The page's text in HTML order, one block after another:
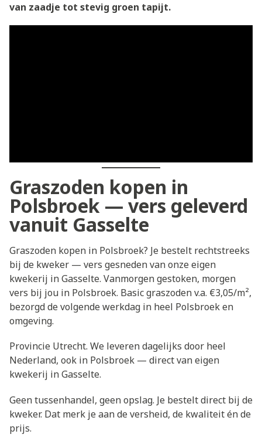
van zaadje tot stevig groen tapijt.
Graszoden kopen in
Polsbroek — vers geleverd
vanuit Gasselte
Graszoden kopen in Polsbroek? Je bestelt rechtstreeks
bij de kweker — vers gesneden van onze eigen
kwekerij in Gasselte. Vanmorgen gestoken, morgen
vers bij jou in Polsbroek. Basic graszoden v.a. €3,05/m²,
bezorgd de volgende werkdag in heel Polsbroek en
omgeving.
Provincie Utrecht. We leveren dagelijks door heel
Nederland, ook in Polsbroek — direct van eigen
kwekerij in Gasselte.
Geen tussenhandel, geen opslag. Je bestelt direct bij de
kweker. Dat merk je aan de versheid, de kwaliteit én de
prijs.